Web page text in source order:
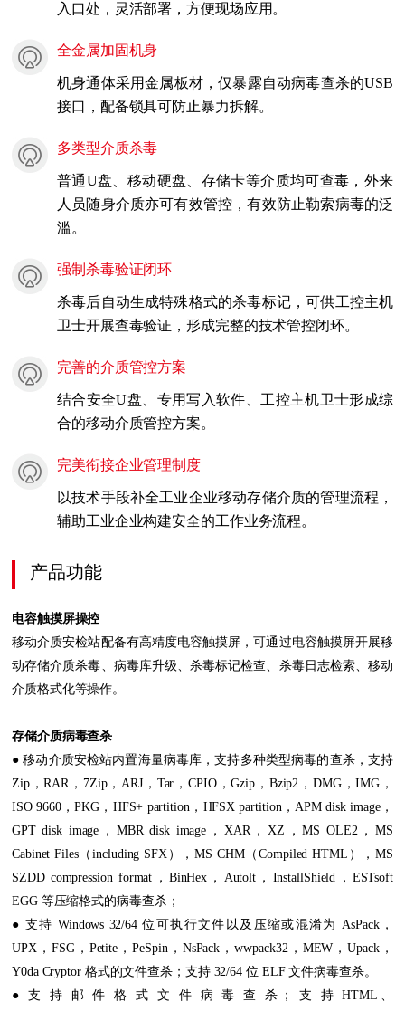
入口处，灵活部署，方便现场应用。
全金属加固机身
机身通体采用金属板材，仅暴露自动病毒查杀的USB
接口，配备锁具可防止暴力拆解。
多类型介质杀毒
普通U盘、移动硬盘、存储卡等介质均可查毒，外来
人员随身介质亦可有效管控，有效防止勒索病毒的泛
滥。
强制杀毒验证闭环
杀毒后自动生成特殊格式的杀毒标记，可供工控主机
卫士开展查毒验证，形成完整的技术管控闭环。
完善的介质管控方案
结合安全U盘、专用写入软件、工控主机卫士形成综
合的移动介质管控方案。
完美衔接企业管理制度
以技术手段补全工业企业移动存储介质的管理流程，
辅助工业企业构建安全的工作业务流程。
产品功能
电容触摸屏操控
移动介质安检站配备有高精度电容触摸屏，可通过电容触摸屏开展移
动存储介质杀毒、病毒库升级、杀毒标记检查、杀毒日志检索、移动
介质格式化等操作。
存储介质病毒查杀
● 移动介质安检站内置海量病毒库，支持多种类型病毒的查杀，支持
Zip，RAR，7Zip，ARJ，Tar，CPIO，Gzip，Bzip2，DMG，IMG，
ISO 9660，PKG，HFS+ partition，HFSX partition，APM disk image，
GPT disk image，MBR disk image，XAR，XZ，MS OLE2，MS
Cabinet Files（including SFX），MS CHM（Compiled HTML），MS
SZDD compression format，BinHex，Autolt，InstallShield，ESTsoft
EGG 等压缩格式的病毒查杀；
● 支持 Windows 32/64 位可执行文件以及压缩或混淆为 AsPack，
UPX，FSG，Petite，PeSpin，NsPack，wwpack32，MEW，Upack，
Y0da Cryptor 格式的文件查杀；支持 32/64 位 ELF 文件病毒查杀。
● 支 持 邮 件 格 式 文 件 病 毒 查 杀； 支 持 HTML、